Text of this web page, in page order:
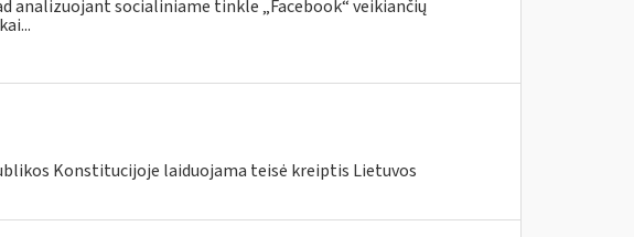
analizuojant socialiniame tinkle „Facebook“ veikiančių
Konstitucijoje laiduojama teisė kreiptis Lietuvos